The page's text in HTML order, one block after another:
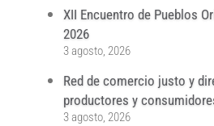
XII Encuentro de Pueblos
2026
3 agosto, 2026
Red de comercio justo y
productores y
3 agosto, 2026